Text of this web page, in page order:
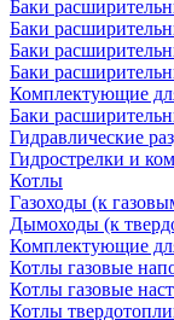
Баки
Баки
Баки
Баки
Комплектующие
Баки
Гидравлические
Гидрострелки и
Котлы
Газоходы (к
Дымоходы (к
Комплектующие
Котлы газовые
Котлы газовые
Котлы